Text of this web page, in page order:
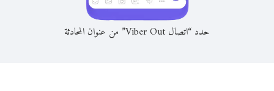
حدد “اتصال Viber Out” من عنوان المحادثة